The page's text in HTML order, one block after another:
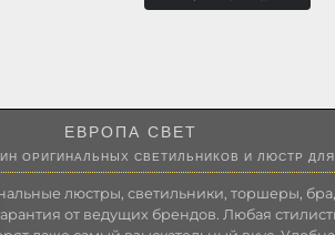
ЕВРОПА СВЕТ
ОРИГИНАЛЬНЫХ СВЕТИЛЬНИКОВ И ЛЮСТР
люстры, светильники, торшеры,
от ведущих брендов. Любая